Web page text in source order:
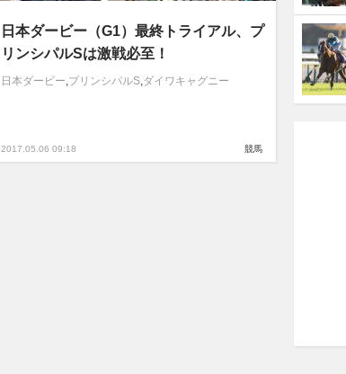
2017.05.06 09:18
日本ダービー（G1）最終トライアル、プ
リンシパルSは激戦必至！
日本ダービー,プリンシパルS,ダイワキャグニー
競馬